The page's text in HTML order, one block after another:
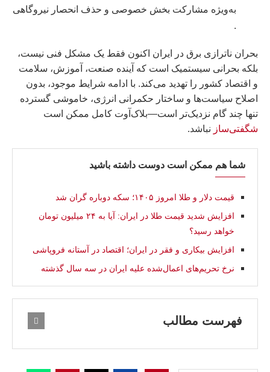
به‌ویژه مشارکت بخش خصوصی و حذف انحصار نیروگاهی
.
بحران ناترازی برق در ایران اکنون فقط یک مشکل فنی نیست،
بلکه بحرانی سیستمیک است که آینده صنعت، آموزش، سلامت
و اقتصاد کشور را تهدید می‌کند. با ادامه شرایط موجود، بدون
اصلاح سیاست‌ها و ساختار حکمرانی انرژی، خاموشی گسترده
تنها چند گام نزدیک‌تر است—بلاک‌آوت کامل ممکن است
شگفتی‌ساز نباشد.
شما هم ممکن است دوست داشته باشید
قیمت دلار و طلا امروز ۱۴۰۵؛ سکه دوباره گران شد
افزایش شدید قیمت طلا در ایران: آیا به ۲۴ میلیون تومان
خواهد رسید؟
افزایش بیکاری و فقر در ایران؛ اقتصاد در آستانه فروپاشی
نرخ تحریم‌های اعمال‌شده علیه ایران در سه سال گذشته
فهرست مطالب